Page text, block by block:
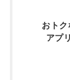
おトク
アプ